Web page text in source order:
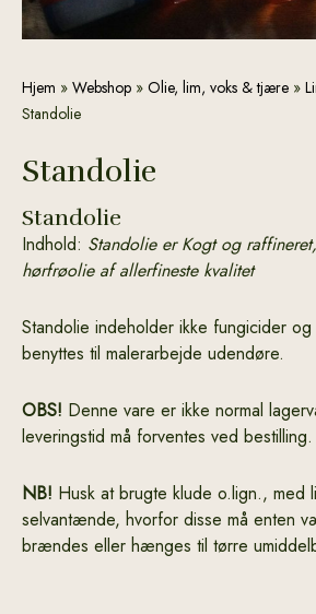
Hjem » Webshop » Olie, lim, voks & tjære »
Standolie
Standolie
Standolie
Indhold: Standolie er Kogt og
hørfrøolie af allerfineste kvalitet
Standolie indeholder ikke fungicider
benyttes til malerarbejde udendøre.
OBS! Denne vare er ikke normal
leveringstid må forventes ved bestilling.
NB! Husk at brugte klude o.lign., med
selvantænde, hvorfor disse må enten
brændes eller hænges til tørre
Standolie
antal